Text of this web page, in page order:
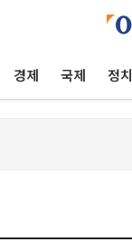
경제 국제 정치